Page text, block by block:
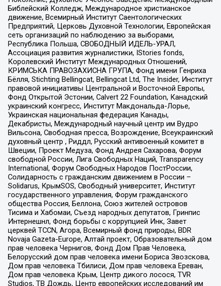
Библейский Колледж, Международное христианское
движение, Всемирный Институт Саентологических
Предприятий, Церковь Духовной Технологии, Европейская
сеть организаций по наблюдению за выборами,
Республика Польша, СВОБОДНЫЙ ИДЕЛЬ-УРАЛ,
Ассоциация развития журналистики, IStories fonds,
Королевский Институт Международных Отношений,
КРИМСЬКА ПРАВОЗАХИСНА ГРУПА, Фонд имени Генриха
Бёлля, Stichting Bellingcat, Bellingcat Ltd, The Insider, Институт
правовой инициативы Центральной и Восточной Европы,
Фонд Открытой Эстонии, Calvert 22 Foundation, Канадский
украинский конгресс, Институт Макдональда-Лорье,
Украинская национальная федерация Канады,
Декабристы, Международный научный центр им Вудро
Вильсона, Свободная пресса, Возрождение, Всеукраинский
духовный центр , Риддл, Русский антивоенный комитет в
Швеции, Проект Медуза, Фонд Андрея Сахарова, Форум
свободной России, Лига Свободных Наций, Transparеncy
International, Форум Свободных Народов ПостРоссии,
Солидарность с гражданским движением в России –
Solidarus, КрымSOS, Свободный университет, Институт
государственного управления, Форум гражданского
общества Россия, Беллона, Союз жителей островов
Тисима и Хабомаи, Съезд народных депутатов, Гринпис
Интернешнл, Фонд борьбы с коррупцией Инк, Завет
церквей TCCN, Агора, Всемирный фонд природы, BDR
Novaja Gazeta-Europe, Алтай проект, Образовательный дом
прав человека Чернигов, Фонд Дом Прав Человека,
Белорусский дом прав человека имени Бориса Звозскова,
Дом прав человека Тбилиси, Дом прав человека Ереван,
Дом прав человека Крым, Центр дикого лосося, TVR
Studios, ТВ Дождь, Центр европейских исследований им